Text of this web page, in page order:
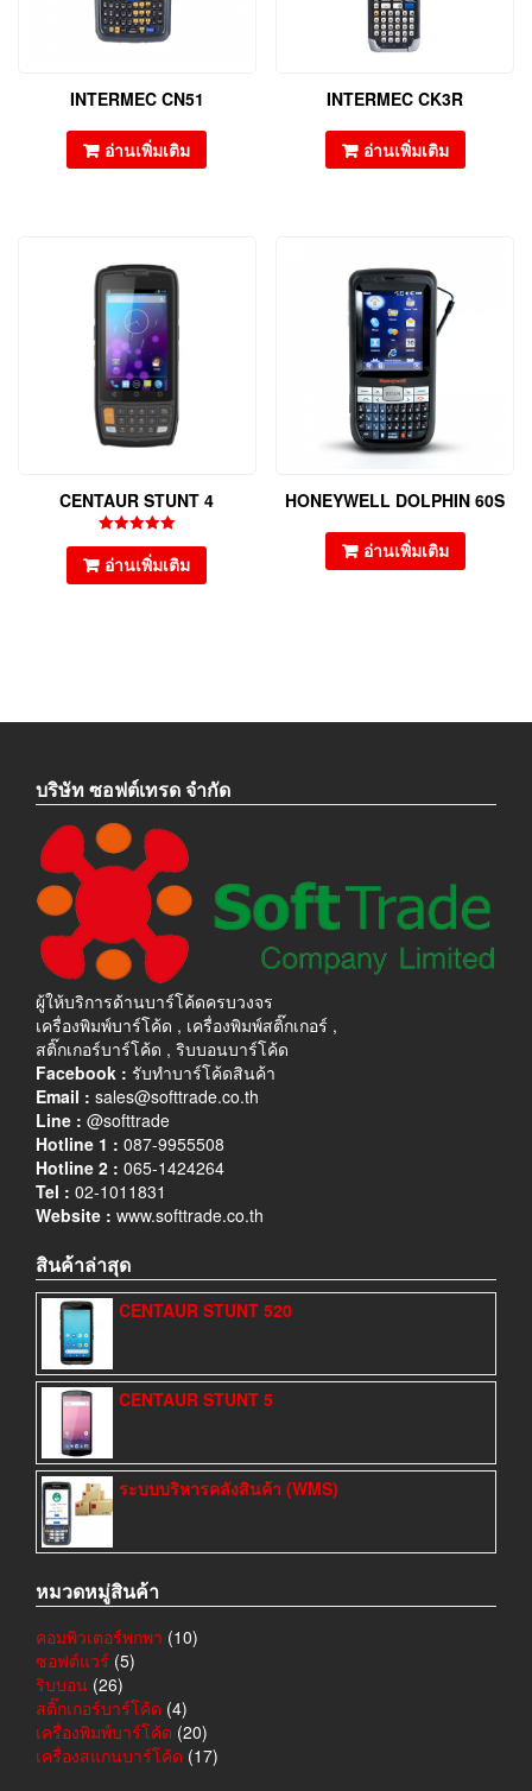
INTERMEC CN51
อ่านเพิ่มเติม
INTERMEC CK3R
อ่านเพิ่มเติม
CENTAUR STUNT 4
ให้คะแนน
5.00
ตั้งแต่ 1-5
คะแนน
อ่านเพิ่มเติม
HONEYWELL DOLPHIN 60S
อ่านเพิ่มเติม
บริษัท ซอฟต์เทรด จำกัด
ผู้ให้บริการด้านบาร์โค้ดครบวงจร
เครื่องพิมพ์บาร์โค้ด , เครื่องพิมพ์สติ๊กเกอร์ ,
สติ๊กเกอร์บาร์โค้ด , ริบบอนบาร์โค้ด
Facebook : รับทำบาร์โค้ดสินค้า
Email : sales@softtrade.co.th
Line : @softtrade
Hotline 1 : 087-9955508
Hotline 2 : 065-1424264
Tel : 02-1011831
Website : www.softtrade.co.th
สินค้าล่าสุด
CENTAUR STUNT 520
CENTAUR STUNT 5
ระบบบริหารคลังสินค้า (WMS)
หมวดหมู่สินค้า
คอมพิวเตอร์พกพา (10)
ซอฟต์แวร์ (5)
ริบบอน (26)
สติ๊กเกอร์บาร์โค้ด (4)
เครื่องพิมพ์บาร์โค้ด (20)
เครื่องสแกนบาร์โค้ด (17)